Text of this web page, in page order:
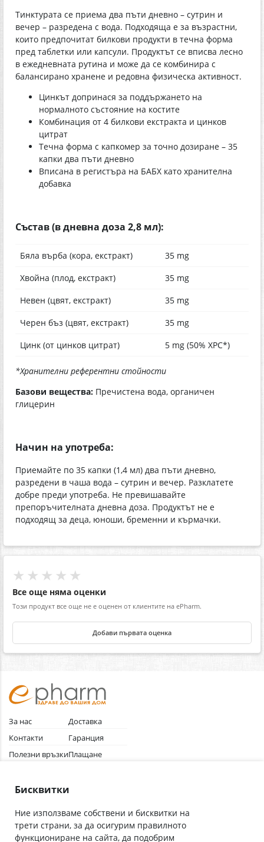
Тинктурата се приема два пъти дневно – сутрин и
вечер – разредена с вода. Подходяща е за възрастни,
които предпочитат билкови продукти в течна форма
пред таблетки или капсули. Продуктът се вписва лесно
в ежедневната рутина и може да се комбинира с
балансирано хранене и редовна физическа активност.
Цинкът допринася за поддържането на
нормалното състояние на костите
Комбинация от 4 билкови екстракта и цинков
цитрат
Течна форма с капкомер за точно дозиране – 35
капки два пъти дневно
Вписана в регистъра на БАБХ като хранителна
добавка
Състав (в дневна доза 2,8 мл):
Бяла върба (кора, екстракт)
35 mg
Хвойна (плод, екстракт)
35 mg
Невен (цвят, екстракт)
35 mg
Черен бъз (цвят, екстракт)
35 mg
Цинк (от цинков цитрат)
5 mg (50% ХРС*)
*Хранителни референтни стойности
Базови вещества: Пречистена вода, органичен
глицерин
Начин на употреба:
Приемайте по 35 капки (1,4 мл) два пъти дневно,
разредени в чаша вода – сутрин и вечер. Разклатете
добре преди употреба. Не превишавайте
препоръчителната дневна доза. Продуктът не е
подходящ за деца, юноши, бременни и кърмачки.
★★★★★
Все още няма оценки
Този продукт все още не е оценен от клиентите на ePharm.
Добави първата оценка
За нас
Контакти
Полезни връзки
Общи условия
Доставка
Гаранция
Плащане
Абонирай се за нашия бюлетин
Бисквитки
Ние използваме собствени и бисквитки на
трети страни, за да осигурим правилното
функциониране на сайта, да подобрим